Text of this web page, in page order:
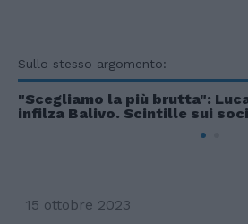
Sullo stesso argomento:
"Scegliamo la più brutta":
infilza Balivo. Scintille sui
15 ottobre 2023